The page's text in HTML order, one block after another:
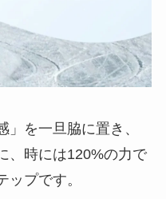
」を一旦脇に置き、
、時には120%の力で
プです。